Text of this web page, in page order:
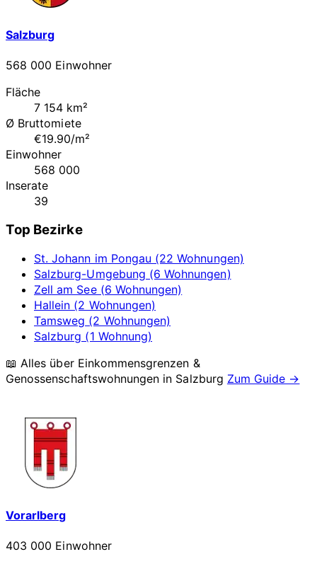
Salzburg
568 000 Einwohner
Fläche
7 154 km²
Ø Bruttomiete
€19.90/m²
Einwohner
568 000
Inserate
39
Top Bezirke
St. Johann im Pongau (22 Wohnungen)
Salzburg-Umgebung (6 Wohnungen)
Zell am See (6 Wohnungen)
Hallein (2 Wohnungen)
Tamsweg (2 Wohnungen)
Salzburg (1 Wohnung)
📖 Alles über Einkommensgrenzen &
Genossenschaftswohnungen in Salzburg Zum Guide →
Vorarlberg
403 000 Einwohner